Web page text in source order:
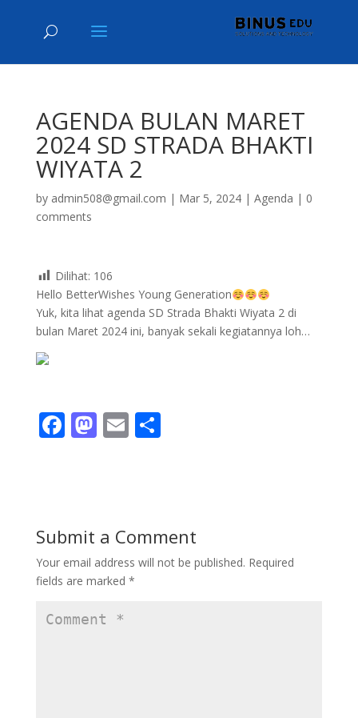
AGENDA BULAN MARET
2024 SD STRADA BHAKTI
WIYATA 2
by admin508@gmail.com | Mar 5, 2024| Agenda | 0
comments
Dilihat: 106
Hello BetterWishes Young Generation
Yuk, kita lihat agenda SD Strada Bhakti Wiyata 2 di
bulan Maret 2024 ini, banyak sekali kegiatannya loh…
F
o
o
k
M
o
n
E S
Submit a Comment
Your email address will not be published. Required
fields are marked *